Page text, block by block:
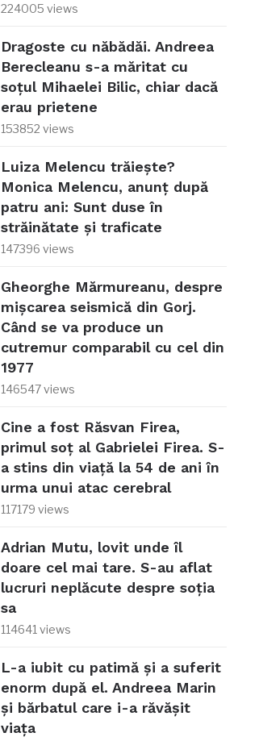
224005 views
Dragoste cu năbădăi. Andreea
Berecleanu s-a măritat cu
soțul Mihaelei Bilic, chiar dacă
erau prietene
153852 views
Luiza Melencu trăiește?
Monica Melencu, anunț după
patru ani: Sunt duse în
străinătate și traficate
147396 views
Gheorghe Mărmureanu, despre
mișcarea seismică din Gorj.
Când se va produce un
cutremur comparabil cu cel din
1977
146547 views
Cine a fost Răsvan Firea,
primul soț al Gabrielei Firea. S-
a stins din viață la 54 de ani în
urma unui atac cerebral
117179 views
Adrian Mutu, lovit unde îl
doare cel mai tare. S-au aflat
lucruri neplăcute despre soția
sa
114641 views
L-a iubit cu patimă și a suferit
enorm după el. Andreea Marin
și bărbatul care i-a răvășit
viața